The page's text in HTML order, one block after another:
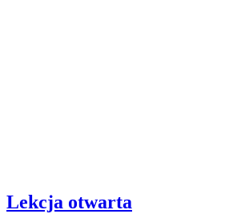
Lekcja otwarta